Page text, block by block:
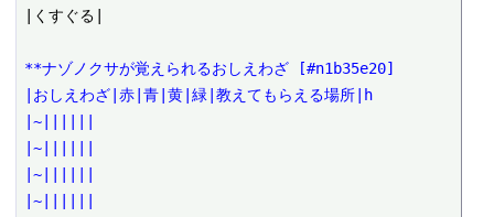
|くすぐる|
**ナゾノクサが覚えられるおしえわざ [#n1b35e20]
|おしえわざ|赤|青|黄|緑|教えてもらえる場所|h
|~||||||
|~||||||
|~||||||
|~||||||